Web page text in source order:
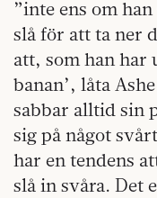
”inte ens om
slå för att ta ner
att, som han har
banan’, låta
sabbar alltid sin
sig på något
har en tendens
slå in svåra. Det